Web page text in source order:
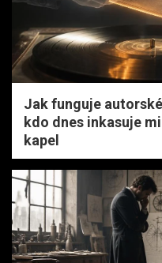
Jak funguje
kdo dnes inkasuje
kapel